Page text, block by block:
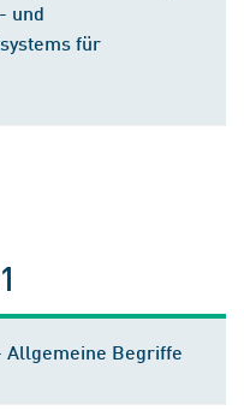
und
für
Allgemeine Begriffe